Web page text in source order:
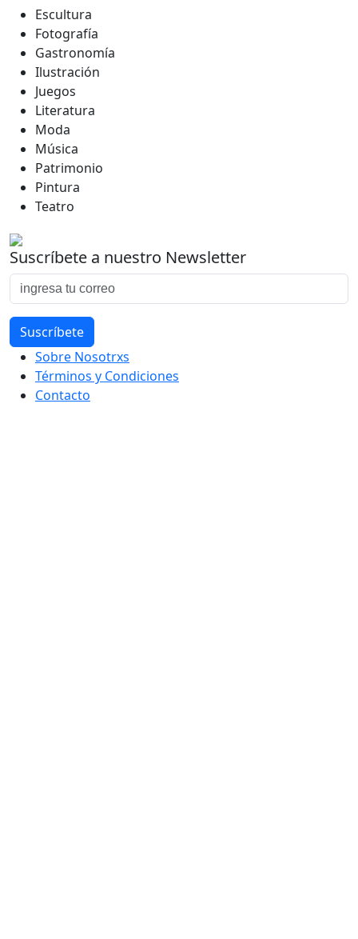
Escultura
Fotografía
Gastronomía
Ilustración
Juegos
Literatura
Moda
Música
Patrimonio
Pintura
Teatro
Suscríbete a nuestro Newsletter
Sobre Nosotrxs
Términos y Condiciones
Contacto